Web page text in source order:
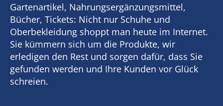
Gartenartikel, Nahrungsergänzungsmittel,
Bücher, Tickets: Nicht nur Schuhe und
Oberbekleidung shoppt man heute im Internet.
Sie kümmern sich um die Produkte, wir
erledigen den Rest und sorgen dafür, dass Sie
gefunden werden und Ihre Kunden vor Glück
schreien.